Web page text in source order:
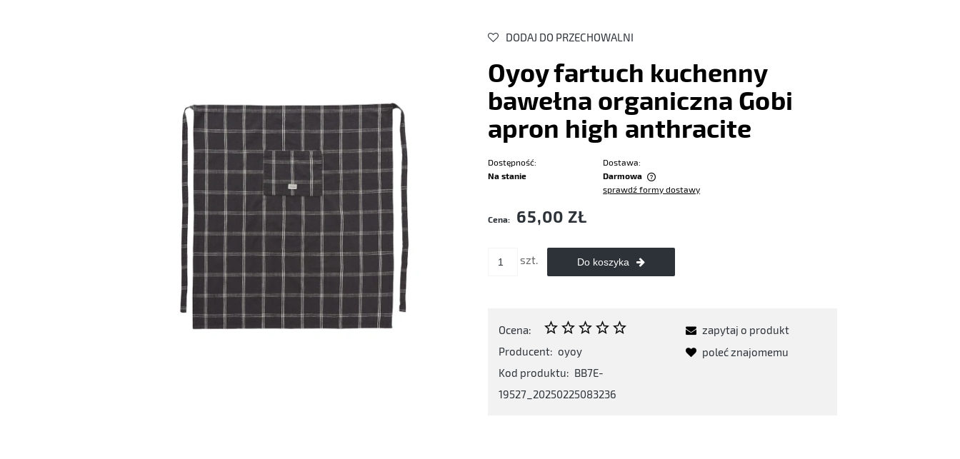
DODAJ DO PRZECHOWALNI
Oyoy fartuch kuchenny
bawełna organiczna Gobi
apron high anthracite
Dostępność:
Na stanie
Dostawa:
Darmowa
płatności
sprawdź formy dostawy
Cena: 65,00 ZŁ
szt. Do koszyka
Ocena:
Producent: oyoy
Kod produktu: BB7E-
19527_20250225083236
zapytaj o produkt
poleć znajomemu